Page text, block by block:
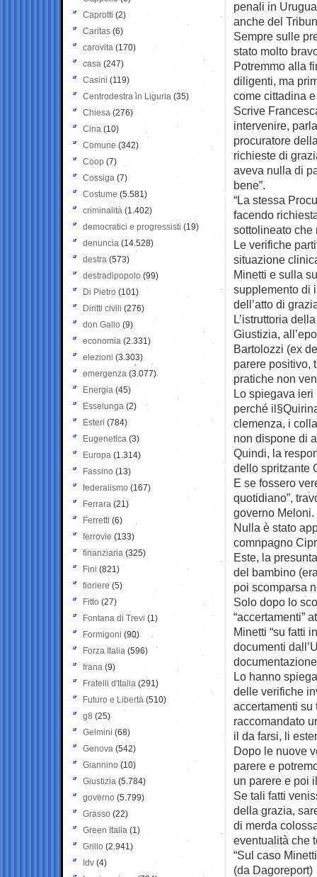
penali in
anche del
Sempre sulle
stato molto
Potremmo alla
diligenti, ma
come cittadina
Scrive
intervenire,
procuratore
richieste di
aveva nulla di
bene”.
“La stessa
facendo
sottolineato che
Le verifiche
situazione
Minetti e sulla
supplemento di
dell’atto di
L’istruttoria
Giustizia,
Bartolozzi (ex
parere positivo,
pratiche non
Lo spiegava ieri
perché
clemenza, i
non dispone di
Quindi, la
dello spritzante
E se fossero
quotidiano”,
governo Meloni.
Nulla è stato
comnpagno
Este, la
del bambino
poi scomparsa
Solo dopo lo
“accertamenti”
Minetti “su fatti
documenti
Lo hanno
delle verifiche
accertamenti su
raccomandato
il da farsi, li
Dopo le nuove
parere e
un parere e poi
Se tali fatti
della grazia,
di merda
eventualità che
“Sul caso
(da Dagoreport)
Caprotti (2)
Caritas (6)
carovita (170)
casa (247)
Casini (119)
Centrodestra in Liguria (35)
Chiesa (276)
Cina (10)
Comune (342)
Coop (7)
Cossiga (7)
Costume (5.581)
criminalità (1.402)
democratici e progressisti (19)
denuncia (14.528)
destra (573)
destradipopolo (99)
Di Pietro (101)
Diritti civili (276)
don Gallo (9)
economia (2.331)
elezioni (3.303)
emergenza (3.077)
Energia (45)
Esselunga (2)
Esteri (784)
Eugenetica (3)
Europa (1.314)
Fassino (13)
federalismo (167)
Ferrara (21)
Ferretti (6)
ferrovie (133)
finanziaria (325)
Fini (821)
fioriere (5)
Fitto (27)
Fontana di Trevi (1)
Formigoni (90)
Forza Italia (596)
frana (9)
Fratelli d'Italia (291)
Futuro e Libertà (510)
g8 (25)
Gelmini (68)
Genova (542)
Giannino (10)
Giustizia (5.784)
governo (5.799)
Grasso (22)
Green Italia (1)
Grillo (2.941)
Idv (4)